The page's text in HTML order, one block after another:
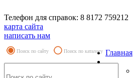
Телефон для справок: 8 8172 759212
карта сайта
написать нам
Поиск по сайту Поиск по каталогу Главная